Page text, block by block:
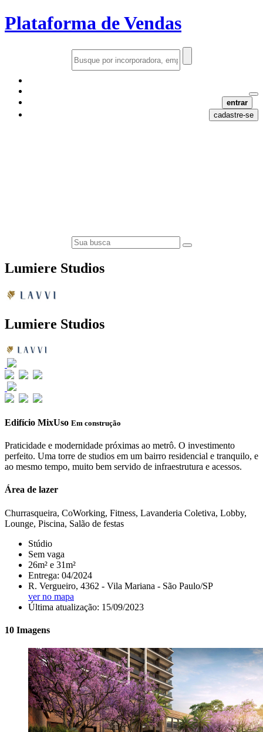
Plataforma de Vendas
entrar
cadastre-se
Lumiere Studios
Lumiere Studios
Edifício MixUso Em construção
Praticidade e modernidade próximas ao metrô. O investimento
perfeito. Uma torre de studios em um bairro residencial e tranquilo, e
ao mesmo tempo, muito bem servido de infraestrutura e acessos.
Área de lazer
Churrasqueira, CoWorking, Fitness, Lavanderia Coletiva, Lobby,
Lounge, Piscina, Salão de festas
Stúdio
Sem vaga
26m² e 31m²
Entrega: 04/2024
R. Vergueiro, 4362 - Vila Mariana - São Paulo/SP
ver no mapa
Última atualização: 15/09/2023
10 Imagens